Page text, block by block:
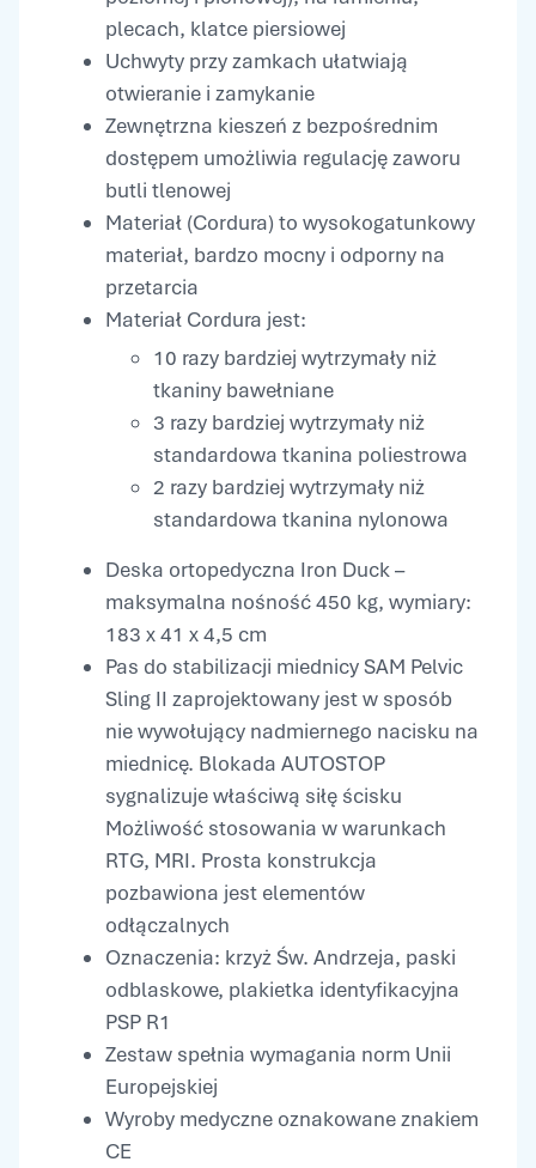
plecach, klatce piersiowej
Uchwyty przy zamkach ułatwiają
otwieranie i zamykanie
Zewnętrzna kieszeń z bezpośrednim
dostępem umożliwia regulację zaworu
butli tlenowej
Materiał (Cordura) to wysokogatunkowy
materiał, bardzo mocny i odporny na
przetarcia
Materiał Cordura jest:
10 razy bardziej wytrzymały niż
tkaniny bawełniane
3 razy bardziej wytrzymały niż
standardowa tkanina poliestrowa
2 razy bardziej wytrzymały niż
standardowa tkanina nylonowa
Deska ortopedyczna Iron Duck –
maksymalna nośność 450 kg, wymiary:
183 x 41 x 4,5 cm
Pas do stabilizacji miednicy SAM Pelvic
Sling II zaprojektowany jest w sposób
nie wywołujący nadmiernego nacisku na
miednicę. Blokada AUTOSTOP
sygnalizuje właściwą siłę ścisku
Możliwość stosowania w warunkach
RTG, MRI. Prosta konstrukcja
pozbawiona jest elementów
odłączalnych
Oznaczenia: krzyż Św. Andrzeja, paski
odblaskowe, plakietka identyfikacyjna
PSP R1
Zestaw spełnia wymagania norm Unii
Europejskiej
Wyroby medyczne oznakowane znakiem
CE